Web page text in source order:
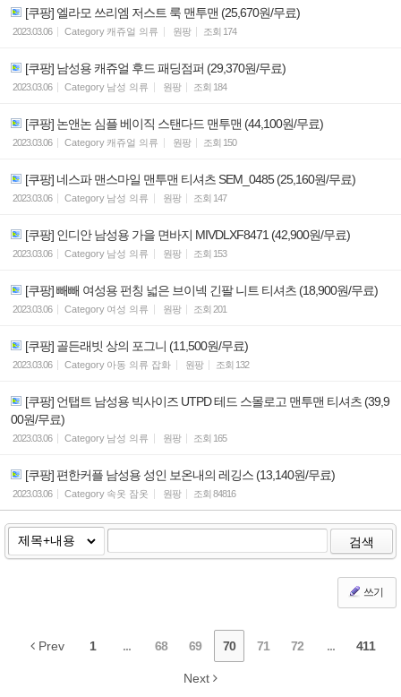
[쿠팡] 엘라모 쓰리엠 저스트 룩 맨투맨 (25,670원/무료)
2023.03.06 Category 캐쥬얼 의류 원팡 조회 174
[쿠팡] 남성용 캐쥬얼 후드 패딩점퍼 (29,370원/무료)
2023.03.06 Category 남성 의류 원팡 조회 184
[쿠팡] 논앤논 심플 베이직 스탠다드 맨투맨 (44,100원/무료)
2023.03.06 Category 캐쥬얼 의류 원팡 조회 150
[쿠팡] 네스파 맨스마일 맨투맨 티셔츠 SEM_0485 (25,160원/무료)
2023.03.06 Category 남성 의류 원팡 조회 147
[쿠팡] 인디안 남성용 가을 면바지 MIVDLXF8471 (42,900원/무료)
2023.03.06 Category 남성 의류 원팡 조회 153
[쿠팡] 빼빼 여성용 펀칭 넓은 브이넥 긴팔 니트 티셔츠 (18,900원/무료)
2023.03.06 Category 여성 의류 원팡 조회 201
[쿠팡] 골든래빗 상의 포그니 (11,500원/무료)
2023.03.06 Category 아동 의류 잡화 원팡 조회 132
[쿠팡] 언탭트 남성용 빅사이즈 UTPD 테드 스몰로고 맨투맨 티셔츠 (39,9
00원/무료)
2023.03.06 Category 남성 의류 원팡 조회 165
[쿠팡] 편한커플 남성용 성인 보온내의 레깅스 (13,140원/무료)
2023.03.06 Category 속옷 잠옷 원팡 조회 84816
검색
쓰기
Prev 1 ... 68 69 70 71 72 ... 411
Next